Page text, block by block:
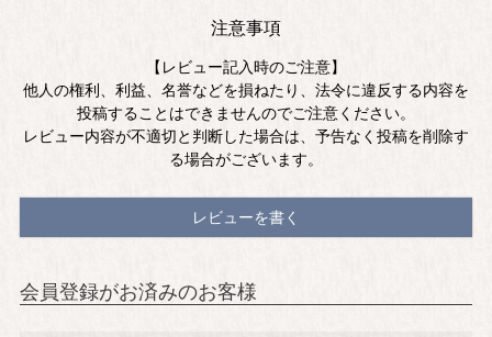
注意事項
【レビュー記入時のご注意】
他人の権利、利益、名誉などを損ねたり、法令に違反する内容を
投稿することはできませんのでご注意ください。
レビュー内容が不適切と判断した場合は、予告なく投稿を削除す
る場合がございます。
レビューを書く
会員登録がお済みのお客様